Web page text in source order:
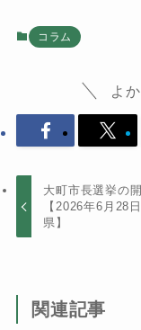
コラム
よ
大町市長選挙の
【2026年6月28
県】
関連記事